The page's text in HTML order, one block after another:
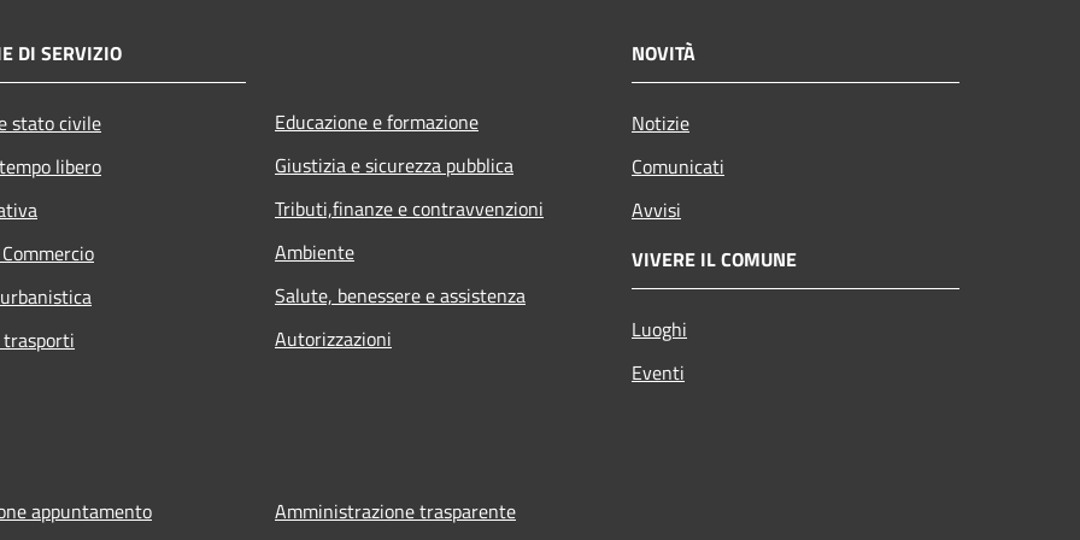
DI SERVIZIO
stato civile
libero
Educazione e formazione
Giustizia e sicurezza pubblica
Tributi,finanze e contravvenzioni
Ambiente
Salute, benessere e assistenza
Autorizzazioni
NOVITÀ
Notizie
Comunicati
Avvisi
VIVERE IL COMUNE
Luoghi
Eventi
appuntamento
Amministrazione trasparente